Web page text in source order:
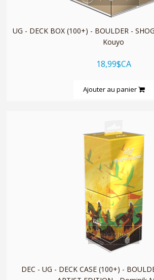
UG - DECK BOX (100+) - BOULDER -
Kouyo
18,99$CA
Ajouter au panier
quickshop
DEC - UG - DECK CASE (100+) -